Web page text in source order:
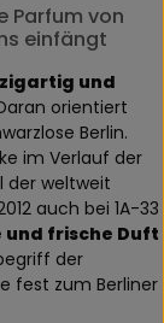
Parfum von
einfängt
und
orientiert
Berlin.
im Verlauf der
der weltweit
auch bei 1A-33
und frische Duft
der
fest zum Berliner